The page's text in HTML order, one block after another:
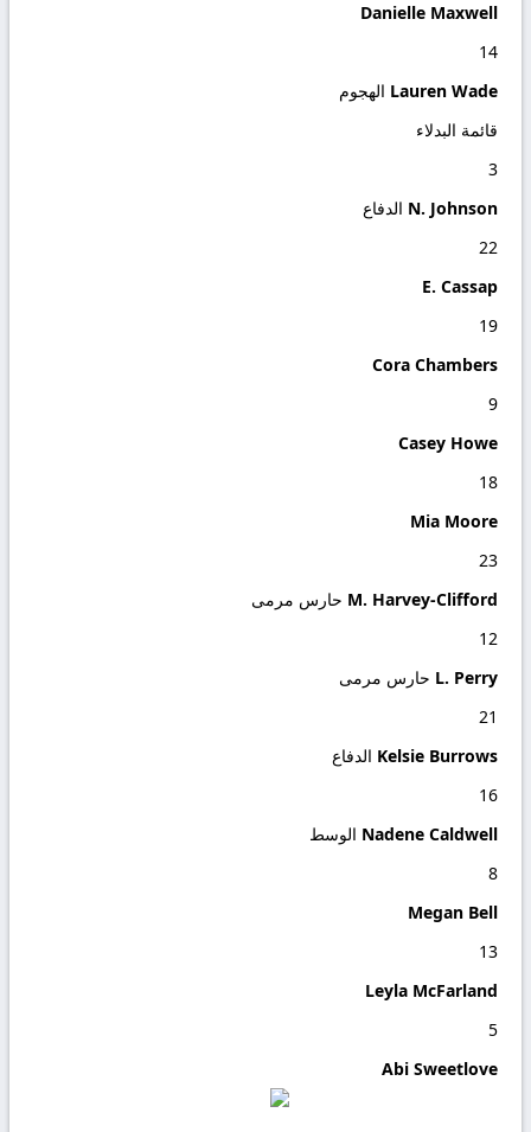
Danielle Maxwell
14
Lauren Wade الهجوم
قائمة البدلاء
3
N. Johnson الدفاع
22
E. Cassap
19
Cora Chambers
9
Casey Howe
18
Mia Moore
23
M. Harvey-Clifford حارس مرمى
12
L. Perry حارس مرمى
21
Kelsie Burrows الدفاع
16
Nadene Caldwell الوسط
8
Megan Bell
13
Leyla McFarland
5
Abi Sweetlove